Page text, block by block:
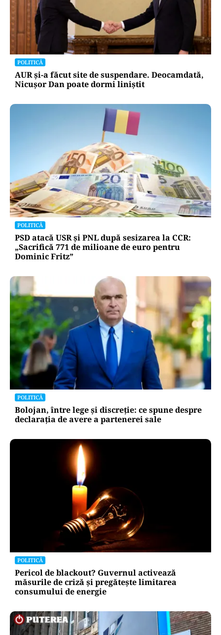
POLITICĂ
AUR și-a făcut site de suspendare. Deocamdată,
Nicușor Dan poate dormi liniștit
POLITICĂ
PSD atacă USR și PNL după sesizarea la CCR:
„Sacrifică 771 de milioane de euro pentru
Dominic Fritz”
POLITICĂ
Bolojan, între lege și discreție: ce spune despre
declarația de avere a partenerei sale
POLITICĂ
Pericol de blackout? Guvernul activează
măsurile de criză și pregătește limitarea
consumului de energie